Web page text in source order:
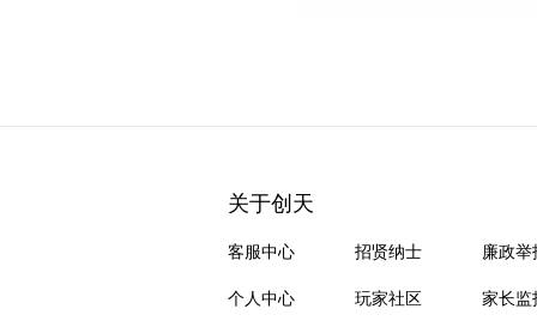
关于创天
客服中心 招贤纳士 廉政举
个人中心 玩家社区 家长监